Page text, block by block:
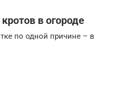
в огороде
по одной причине – в